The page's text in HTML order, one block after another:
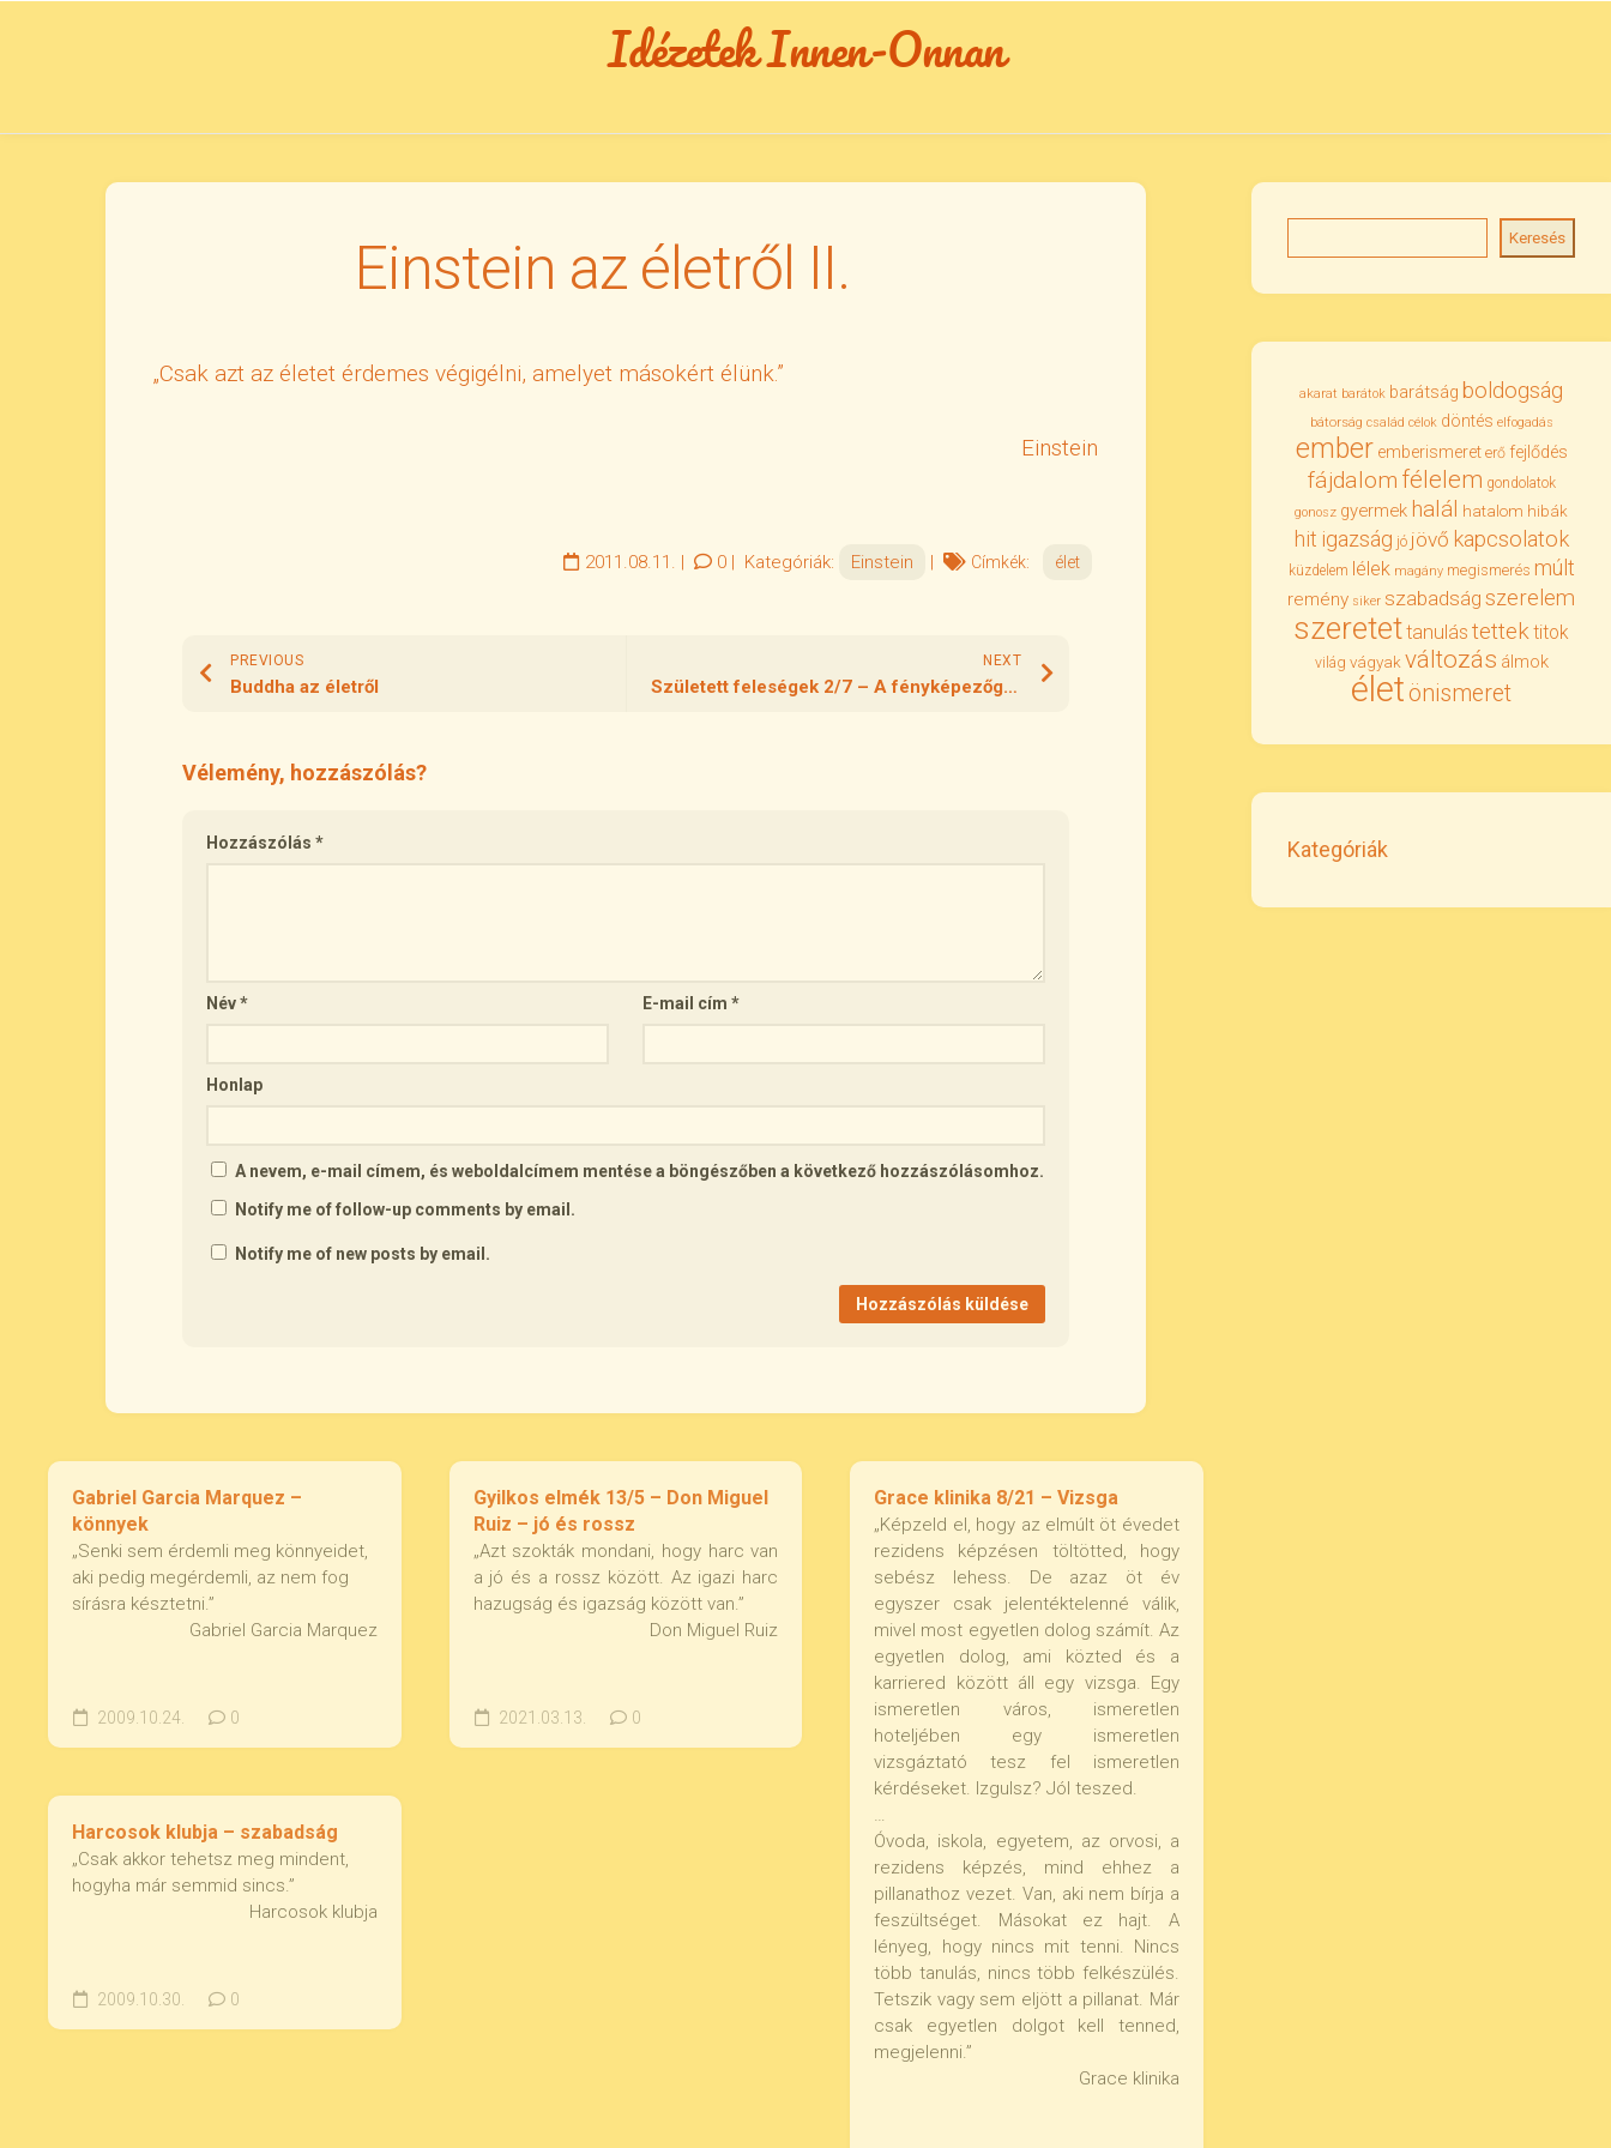
Idézetek Innen-Onnan
Einstein az életről II.
„Csak azt az életet érdemes végigélni, amelyet másokért élünk.”
Einstein
2011.08.11. | 0| Kategóriák: Einstein | Címkék: élet
NEXT
Született feleségek 2/7 – A fényképezőgép
PREVIOUS
Buddha az életről
Vélemény, hozzászólás?
Hozzászólás *
Név* E-mail cím *
Honlap
A nevem, e-mail címem, és weboldalcímem mentése a böngészőben a következő hozzászólásomhoz.
Notify me of follow-up comments by email.
Notify me of new posts by email.
Gabriel Garcia Marquez –
könnyek
„Senki sem érdemli meg könnyeidet,
aki pedig megérdemli, az nem fog
sírásra késztetni.”
Gabriel Garcia Marquez
2009.10.24. 0
Gyilkos elmék 13/5 – Don Miguel
Ruiz – jó és rossz
„Azt szokták mondani, hogy harc van
a jó és a rossz között. Az igazi harc
hazugság és igazság között van.”
Don Miguel Ruiz
2021.03.13. 0
Grace klinika 8/21 – Vizsga
„Képzeld el, hogy az elmúlt öt évedet
rezidens képzésen töltötted, hogy
sebész lehess. De azaz öt év
egyszer csak jelentéktelenné válik,
mivel most egyetlen dolog számít. Az
egyetlen dolog, ami közted és a
karriered között áll egy vizsga. Egy
ismeretlen város, ismeretlen
hoteljében egy ismeretlen
vizsgáztató tesz fel ismeretlen
kérdéseket. Izgulsz? Jól teszed.
…
Óvoda, iskola, egyetem, az orvosi, a
rezidens képzés, mind ehhez a
pillanathoz vezet. Van, aki nem bírja a
feszültséget. Másokat ez hajt. A
lényeg, hogy nincs mit tenni. Nincs
több tanulás, nincs több felkészülés.
Tetszik vagy sem eljött a pillanat. Már
csak egyetlen dolgot kell tenned,
megjelenni.”
Grace klinika
Harcosok klubja – szabadság
„Csak akkor tehetsz meg mindent,
hogyha már semmid sincs.”
Harcosok klubja
2009.10.30. 0
Keresés
akarat barátok barátság boldogság
bátorság család célok döntés elfogadás
ember emberismeret erő fejlődés
fájdalom félelem gondolatok
gonosz gyermek halál hatalom hibák
hit igazság jó jövő kapcsolatok
küzdelem lélek magány megismerés múlt
remény siker szabadság szerelem
szeretettanulás tettektitok
világ vágyak változás álmok
életönismeret
Kategóriák